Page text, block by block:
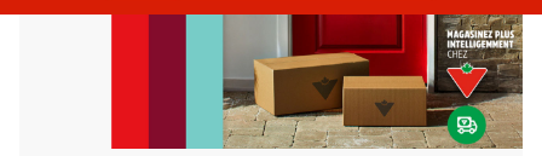
Ouverture
à
06:00
cliquer
pour
changer